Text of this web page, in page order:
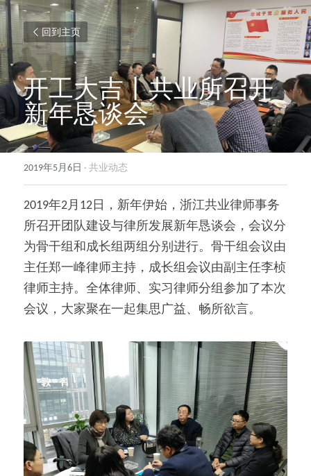
回到主页
开工大吉丨共业所召开
新年恳谈会
2019年5月6日 · 共业动态
2019年2月12日，新年伊始，浙江共业律师事务
所召开团队建设与律所发展新年恳谈会，会议分
为骨干组和成长组两组分别进行。骨干组会议由
主任郑一峰律师主持，成长组会议由副主任李桢
律师主持。全体律师、实习律师分组参加了本次
会议，大家聚在一起集思广益、畅所欲言。